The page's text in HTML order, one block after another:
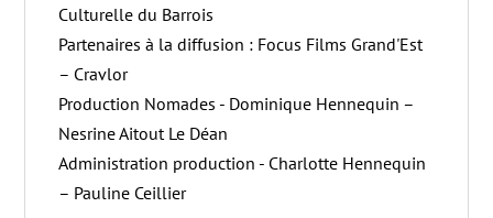
Culturelle du Barrois
Partenaires à la diffusion : Focus Films Grand'Est
– Cravlor
Production Nomades - Dominique Hennequin –
Nesrine Aitout Le Déan
Administration production - Charlotte Hennequin
– Pauline Ceillier